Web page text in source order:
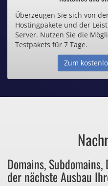
Inklusive
Webspace
Günstige
Bezahlen
für Dinge, die sie
Überzeugen Sie sich von
Hostingpakete und der
Server. Nutzen Sie die
Testpakets für 7 Tage.
Zum
Domains,
der nächste Ausbau